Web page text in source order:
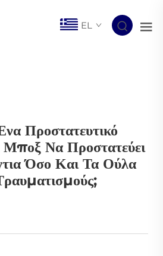
EL
Προστατευτικό
Μποξ Να Προστατεύει
Όσο Και Τα Ούλα